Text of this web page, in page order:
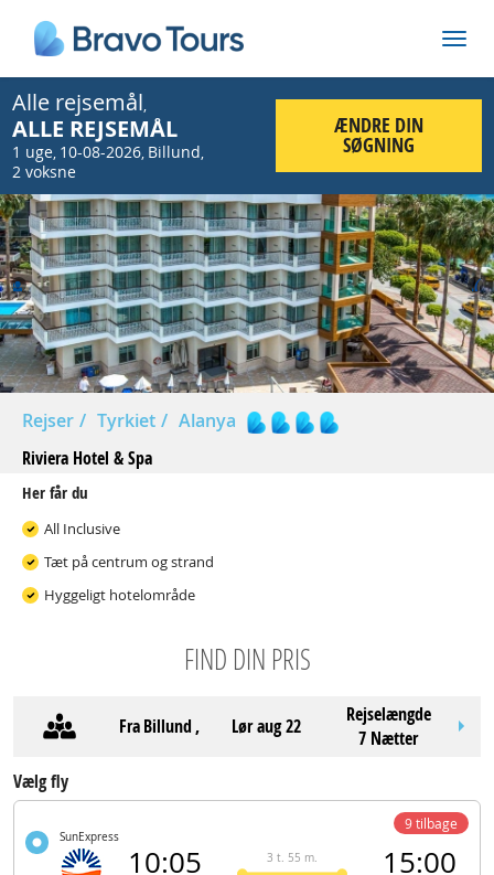
Alle rejsemål,
ALLE REJSEMÅL
1 uge, 10-08-2026, Billund,
2 voksne
ÆNDRE DIN
SØGNING
Prev
Rejser Tyrkiet
Alanya
Riviera Hotel & Spa
Her får du
All Inclusive
Tæt på centrum og strand
Hyggeligt hotelområde
FIND DIN PRIS
FraBillund, lør aug 22
Rejselængde
7 Nætter
Vælg fly
SunExpress
10:05 3 t. 55 m. 15:00
9 tilbage